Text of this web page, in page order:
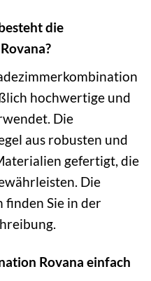
die
hochwertige und
Die
aus robusten und
gefertigt, die
Die
finden Sie in der
Rovana einfach